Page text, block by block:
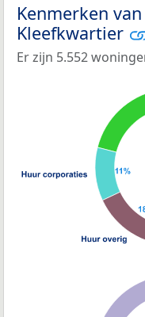
Kenmerken
Kleefkwartier
Er zijn 5.552